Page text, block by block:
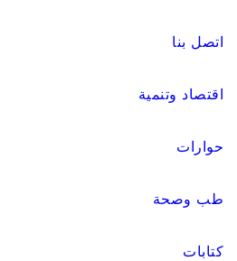
اتصل بنا
اقتصاد وتنمية
حوارات
طب وصحة
كتابات